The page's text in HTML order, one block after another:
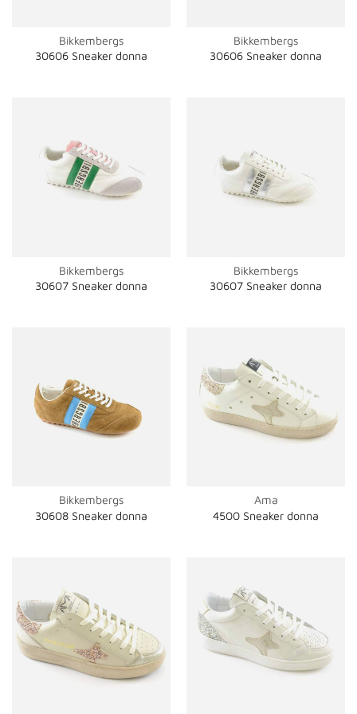
Bikkembergs
30606 Sneaker donna
Bikkembergs
30606 Sneaker donna
Bikkembergs
30607 Sneaker donna
Bikkembergs
30607 Sneaker donna
Bikkembergs
30608 Sneaker donna
Ama
4500 Sneaker donna